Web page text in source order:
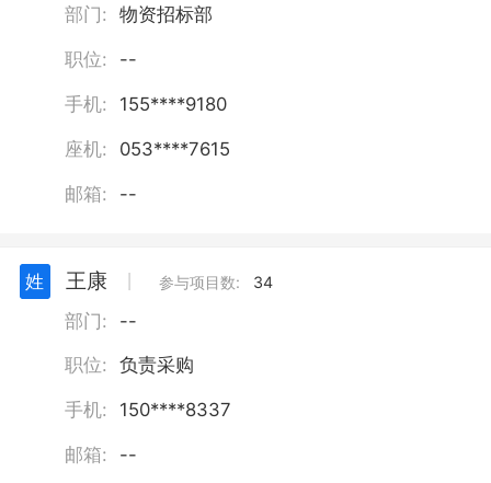
部门: 物资招标部
职位: --
手机: 155****9180
座机: 053****7615
邮箱: --
姓 王康 参与项目数: 34
部门: --
职位: 负责采购
手机: 150****8337
邮箱: --